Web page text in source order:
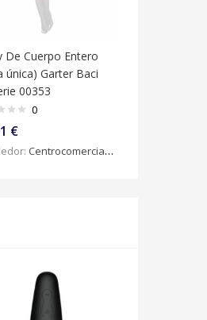
De Cuerpo Entero
única) Garter Baci
00353
0
€
Centrocomercialdigital